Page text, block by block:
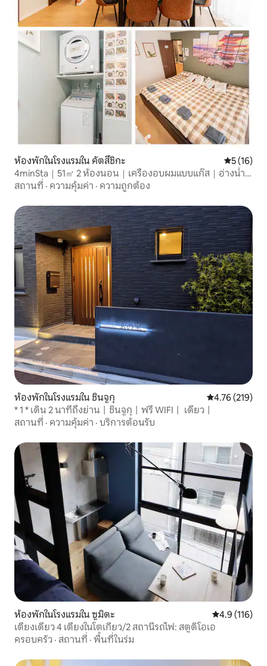
ห้องพักในโรงแรมใน คัตสึชิกะ คะแนนเฉลี่
5 (16)
4minSta｜51㎡ 2 ห้องนอน｜เครื่องอบผมแบบแก๊ส｜อ่างน้ำ
ร้อน｜ตรงถึงสนามบิน
สถานที่ · ความคุ้มค่า · ความถูกต้อง
ห้องพักในโรงแรมใน ชินจูกุ คะแนนเฉลี่ย
4.76 (219)
* 1 * เดิน 2 นาทีถึงย่าน丨ชินจูกุ丨ฟรี WIFI丨 เดี่ยว丨
สถานที่ · ความคุ้มค่า · บริการต้อนรับ
ห้องพักในโรงแรมใน ซูมิดะ คะแนนเฉลี่ย
4.9 (116)
เตียงเดี่ยว 4 เตียงในโตเกียว/2 สถานีรถไฟ: สตูดิโอเอ
ครอบครัว · สถานที่ · พื้นที่ในร่ม